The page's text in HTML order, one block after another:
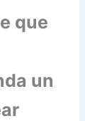
que
un